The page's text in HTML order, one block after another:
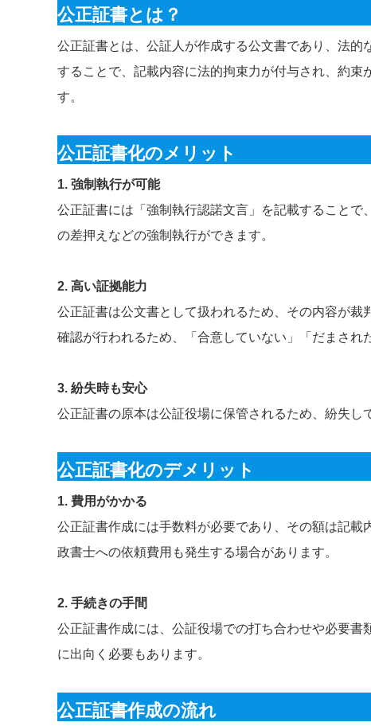
公正証書とは？
公正証書とは、公証人が作成する公文書であり、法
することで、記載内容に法的拘束力が付与され、約
す。
公正証書化のメリット
1. 強制執行が可能
公正証書には「強制執行認諾文言」を記載すること
の差押えなどの強制執行ができます。
2. 高い証拠能力
公正証書は公文書として扱われるため、その内容が
確認が行われるため、「合意していない」「だまされ
3. 紛失時も安心
公正証書の原本は公証役場に保管されるため、紛失し
公正証書化のデメリット
1. 費用がかかる
公正証書作成には手数料が必要であり、その額は記
政書士への依頼費用も発生する場合があります。
2. 手続きの手間
公正証書作成には、公証役場での打ち合わせや必要
に出向く必要もあります。
公正証書作成の流れ